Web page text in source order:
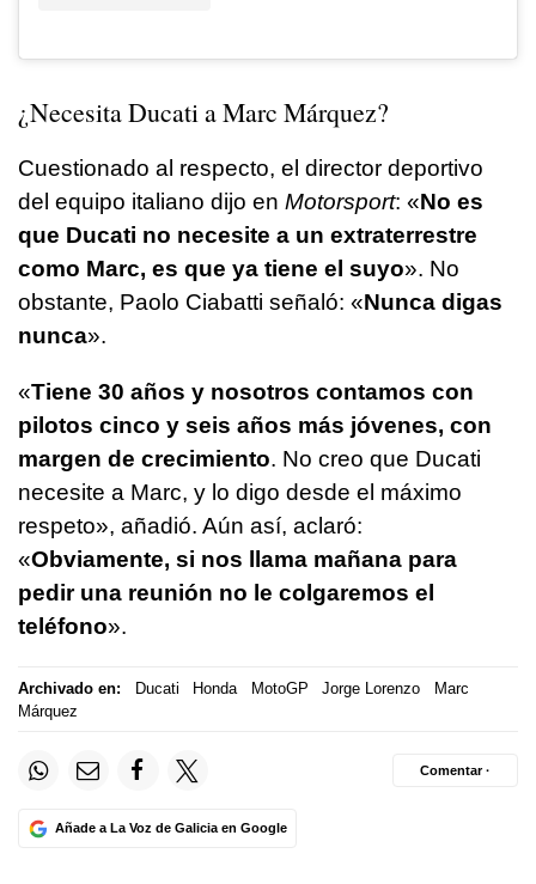
¿Necesita Ducati a Marc Márquez?
Cuestionado al respecto, el director deportivo
del equipo italiano dijo en Motorsport: «No es
que Ducati no necesite a un extraterrestre
como Marc, es que ya tiene el suyo». No
obstante, Paolo Ciabatti señaló: «Nunca digas
nunca».
«Tiene 30 años y nosotros contamos con
pilotos cinco y seis años más jóvenes, con
margen de crecimiento. No creo que Ducati
necesite a Marc, y lo digo desde el máximo
respeto», añadió. Aún así, aclaró:
«Obviamente, si nos llama mañana para
pedir una reunión no le colgaremos el
teléfono».
Archivado en: Ducati Honda MotoGP Jorge Lorenzo
Marc
Márquez
Añade a La Voz de Galicia en Google
Comentar ·